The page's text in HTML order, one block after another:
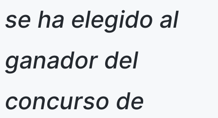
se ha elegido al
ganador del
concurso de